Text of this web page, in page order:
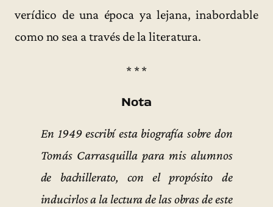
verídico de una época ya lejana, inabordable
como no sea a través de la literatura.
* * *
Nota
En 1949 escribí esta biografía sobre don
Tomás Carrasquilla para mis alumnos
de bachillerato, con el propósito de
inducirlos a la lectura de las obras de este